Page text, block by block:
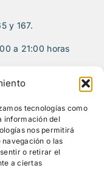
tecnologías como
información del
nos permitirá
o las
o retirar el
a ciertas
y 167.
a 21:00 horas
de privacidad